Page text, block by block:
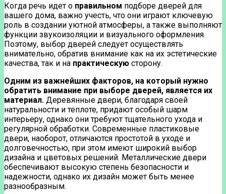
Когда речь идет о правильном подборе дверей для
вашего дома, важно учесть, что они играют ключевую
роль в создании уютной атмосферы, а также выполняют
функции звукоизоляции и визуального оформления.
Поэтому, выбор дверей следует осуществлять
внимательно, обратив внимание как на их эстетические
качества, так и на практическую сторону.
Одним из важнейших факторов, на который нужно
обратить внимание при выборе дверей, является их
материал. Деревянные двери, благодаря своей
натуральности и теплоте, придают особый шарм
интерьеру, однако они требуют тщательного ухода и
регулярной обработки. Современные пластиковые
двери, наоборот, отличаются простотой в уходе и
долговечностью, при этом имеют широкий выбор
дизайна и цветовых решений. Металлические двери
обеспечивают высокую степень безопасности и
надежности, однако их дизайн может быть менее
разнообразным.